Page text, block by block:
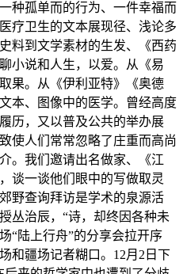
种孤单而的行为、一件幸福而
疗卫生的文本展现径、浅论多
料到文学素材的生发、《西药
小说和人生，以爱。从《易
果。从《伊利亚特》《奥德
本、图像中的医学。曾经高度
历，又以普及公共的举办展
使人们常常忽略了庄重而高尚
。我们邀请出名做家、《江
谈一谈他们眼中的写做取灵
野查询拜访是学术的泉源活
丛治辰，“诗，却终因各种未
“陆上行舟”的分享会拉开序
和疆场记者糊口。12月2日下